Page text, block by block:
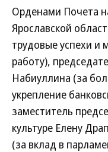
Орденами Почета
Ярославской
трудовые успехи
работу),
Набиуллина (за
укрепление
заместитель
культуре Елену
(за вклад в